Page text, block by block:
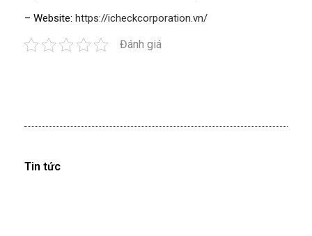
– Website: https://icheckcorporation.vn/
Đánh giá
Tin tức